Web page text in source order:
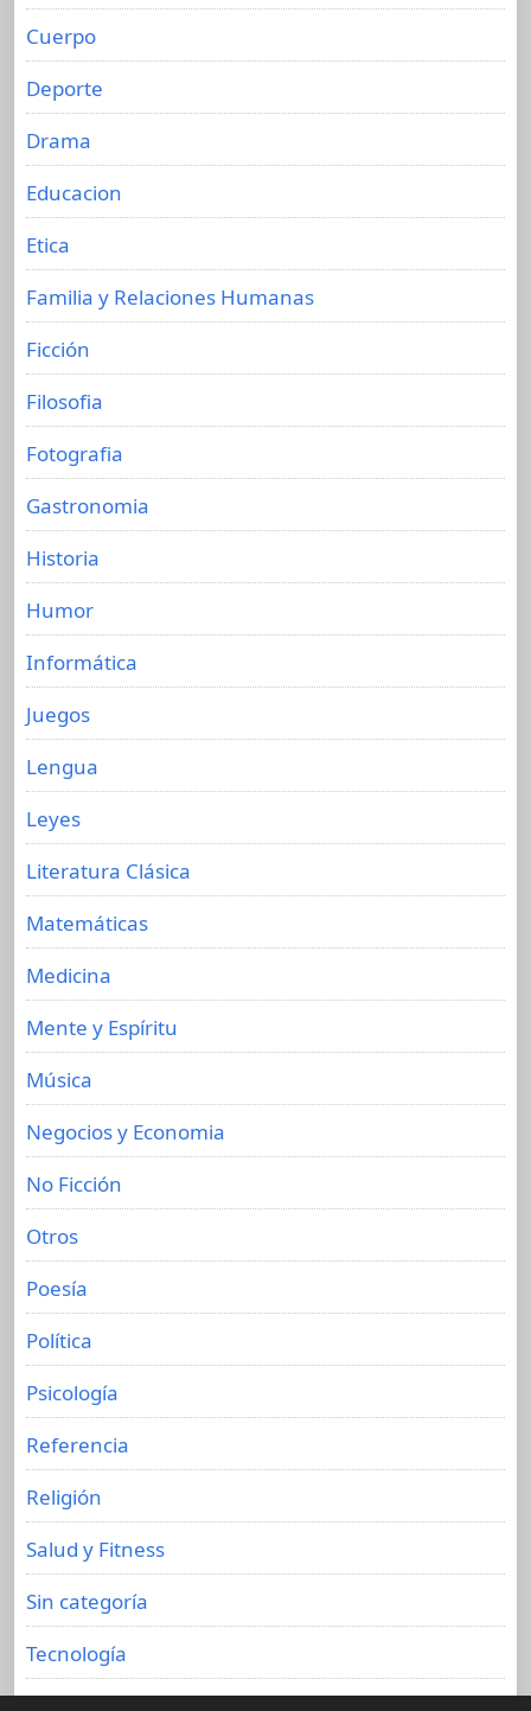
Cuerpo
Deporte
Drama
Educacion
Etica
Familia y Relaciones Humanas
Ficción
Filosofia
Fotografia
Gastronomia
Historia
Humor
Informática
Juegos
Lengua
Leyes
Literatura Clásica
Matemáticas
Medicina
Mente y Espíritu
Música
Negocios y Economia
No Ficción
Otros
Poesía
Política
Psicología
Referencia
Religión
Salud y Fitness
Sin categoría
Tecnología